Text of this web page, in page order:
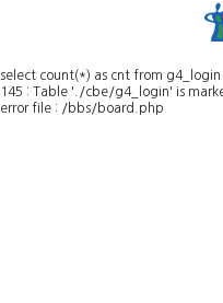
select count(*) as cnt from
145 : Table './cbe/g4_login' is
error file : /bbs/board.php